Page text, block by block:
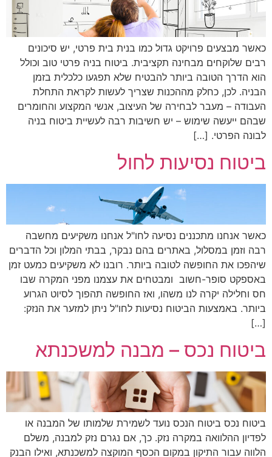
כאשר מבצעים פרויקט גדול כמו בנית בית פרטי, יש סיכונים
רבים שלוקחים מבחינה תקציבית. ביטוח בניה פרטי טוב וכולל
הוא הדרך הטובה ביותר להבטיח שלא תפגעו כלכלית בזמן
הבניה. לכן, כחלק מההכנות שצריך לעשות לקראת התחלת
העבודה – מעבר לבחירה של העיצוב, אנשי המקצוע והחומרים
שבהם ייעשה שימוש – יש חשיבות רבה לעשיית ביטוח בניה
לבונה הפרטי. […]
ביטוח נסיעות לחול
כאשר אנחנו מתכננים נסיעה לחו"ל אנחנו משקיעים מחשבה
רבה וזמן במסלול, באתרים בהם נבקר, בבתי המלון וכל הדברים
שיהפכו את החופשה לטובה ביותר. רובנו לא משקיעים כמעט זמן
באספקט סופר-חשוב ומבטחים את עצמנו מפני המקרה שבו
חס וחלילה יקרה לנו משהו, ואז החופשה תהפוך לסיוט הגרוע
ביותר. באמצעות הביטוח נסיעות לחו"ל ניתן למזער את הנזק:
[…]
ביטוח נכס – מבנה למשכנתא
ביטוח נכס ביטוח הנכס נועד לשמירת שלמותו של המבנה או
לפדיון ההלוואה במקרה נזק. כך, אם נגרם נזק למבנה, משלם
הלווה עבור התיקון במקום הכסף המוקצה למשכנתא, ואילו הבנק